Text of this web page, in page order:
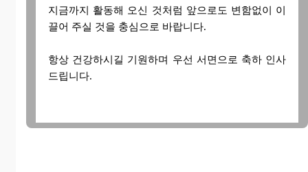
지금까지 활동해 오신 것처럼 앞으로도 변함없이 이
끌어 주실 것을 충심으로 바랍니다.
항상 건강하시길 기원하며 우선 서면으로 축하 인사
드립니다.